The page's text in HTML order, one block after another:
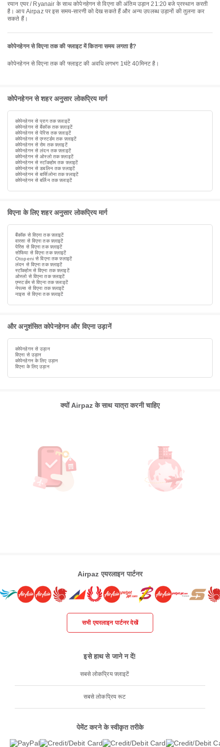
रयान एयर / Ryanair के साथ कोपेनहेगन से विएना की अंतिम उड़ान 21:20 बजे प्रस्थान करती
है। आप Airpaz पर इस समय-सारणी को देख सकते हैं और अन्य उपलब्ध उड़ानों की तुलना कर
सकते हैं।
कोपेनहेगन से विएना तक की फ्लाइट में कितना समय लगता है?
कोपेनहेगन से विएना तक की फ्लाइट की अवधि लगभग 1घंटे 40मिनट है।
कोपेनहेगन से शहर अनुसार लोकप्रिय मार्ग
कोपेनहेगन से प्राग तक फ़्लाइटें
कोपेनहेगन से बैंकॉक तक फ़्लाइटें
कोपेनहेगन से पेरिस तक फ़्लाइटें
कोपेनहेगन से एम्स्टर्डम तक फ़्लाइटें
कोपेनहेगन से रोम तक फ़्लाइटें
कोपेनहेगन से लंदन तक फ़्लाइटें
कोपेनहेगन से ओस्लो तक फ़्लाइटें
कोपेनहेगन से स्टॉकहोम तक फ़्लाइटें
कोपेनहेगन से डबलिन तक फ़्लाइटें
कोपेनहेगन से बार्सिलोना तक फ़्लाइटें
कोपेनहेगन से बर्लिन तक फ़्लाइटें
विएना के लिए शहर अनुसार लोकप्रिय मार्ग
बैंकॉक से विएना तक फ़्लाइटें
वारसा से विएना तक फ़्लाइटें
पेरिस से विएना तक फ़्लाइटें
सोफिया से विएना तक फ़्लाइटें
Otopeni से विएना तक फ़्लाइटें
लंदन से विएना तक फ़्लाइटें
स्टॉकहोम से विएना तक फ़्लाइटें
ओस्लो से विएना तक फ़्लाइटें
एम्स्टर्डम से विएना तक फ़्लाइटें
नेपल्स से विएना तक फ़्लाइटें
नाइस से विएना तक फ़्लाइटें
और अनुशंसित कोपेनहेगन और विएना उड़ानें
कोपेनहेगन से उड़ान
विएना से उड़ान
कोपेनहेगन के लिए उड़ान
विएना के लिए उड़ान
क्यों Airpaz के साथ यात्रा करनी चाहिए
Airpaz एयरलाइन पार्टनर
सभी एयरलाइन पार्टनर देखें
इसे हाथ से जाने न दें!
सबसे लोकप्रिय फ़्लाइटें
सबसे लोकप्रिय रूट
पेमेंट करने के स्वीकृत तरीके